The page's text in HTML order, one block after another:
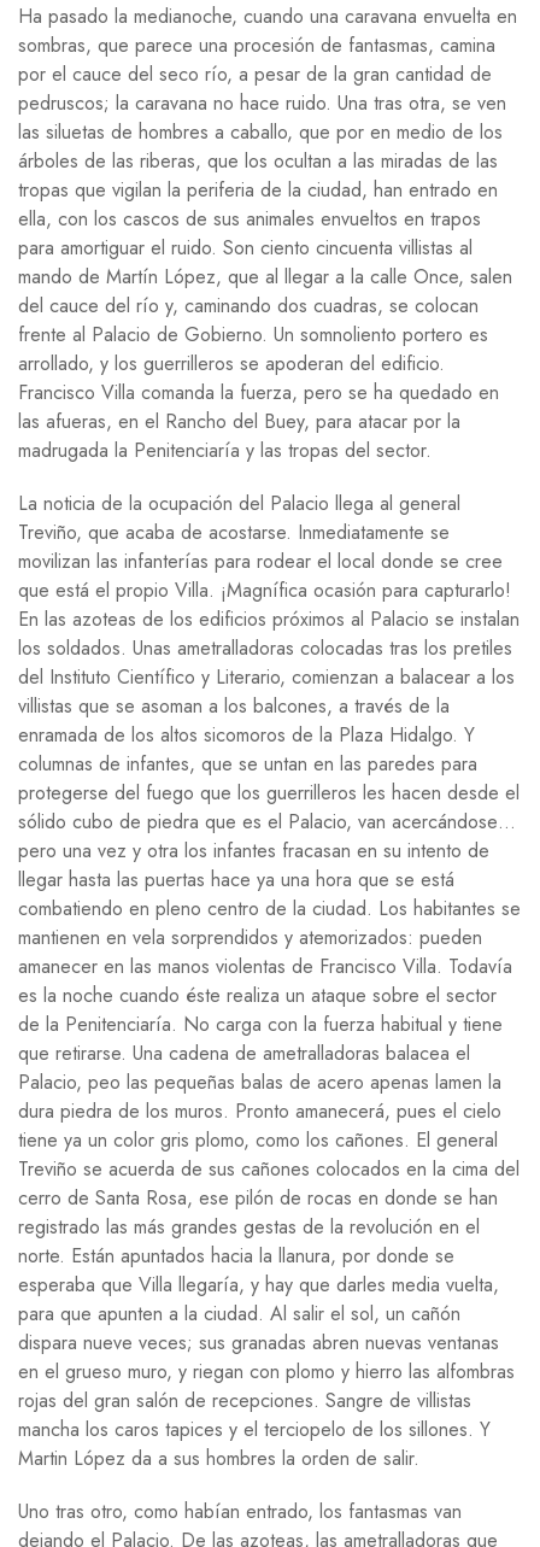
Ha pasado la medianoche, cuando una caravana envuelta en
sombras, que parece una procesión de fantasmas, camina
por el cauce del seco río, a pesar de la gran cantidad de
pedruscos; la caravana no hace ruido. Una tras otra, se ven
las siluetas de hombres a caballo, que por en medio de los
árboles de las riberas, que los ocultan a las miradas de las
tropas que vigilan la periferia de la ciudad, han entrado en
ella, con los cascos de sus animales envueltos en trapos
para amortiguar el ruido. Son ciento cincuenta villistas al
mando de Martín López, que al llegar a la calle Once, salen
del cauce del río y, caminando dos cuadras, se colocan
frente al Palacio de Gobierno. Un somnoliento portero es
arrollado, y los guerrilleros se apoderan del edificio.
Francisco Villa comanda la fuerza, pero se ha quedado en
las afueras, en el Rancho del Buey, para atacar por la
madrugada la Penitenciaría y las tropas del sector.
La noticia de la ocupación del Palacio llega al general
Treviño, que acaba de acostarse. Inmediatamente se
movilizan las infanterías para rodear el local donde se cree
que está el propio Villa. ¡Magnífica ocasión para capturarlo!
En las azoteas de los edificios próximos al Palacio se instalan
los soldados. Unas ametralladoras colocadas tras los pretiles
del Instituto Científico y Literario, comienzan a balacear a los
villistas que se asoman a los balcones, a través de la
enramada de los altos sicomoros de la Plaza Hidalgo. Y
columnas de infantes, que se untan en las paredes para
protegerse del fuego que los guerrilleros les hacen desde el
sólido cubo de piedra que es el Palacio, van acercándose…
pero una vez y otra los infantes fracasan en su intento de
llegar hasta las puertas hace ya una hora que se está
combatiendo en pleno centro de la ciudad. Los habitantes se
mantienen en vela sorprendidos y atemorizados: pueden
amanecer en las manos violentas de Francisco Villa. Todavía
es la noche cuando éste realiza un ataque sobre el sector
de la Penitenciaría. No carga con la fuerza habitual y tiene
que retirarse. Una cadena de ametralladoras balacea el
Palacio, peo las pequeñas balas de acero apenas lamen la
dura piedra de los muros. Pronto amanecerá, pues el cielo
tiene ya un color gris plomo, como los cañones. El general
Treviño se acuerda de sus cañones colocados en la cima del
cerro de Santa Rosa, ese pilón de rocas en donde se han
registrado las más grandes gestas de la revolución en el
norte. Están apuntados hacia la llanura, por donde se
esperaba que Villa llegaría, y hay que darles media vuelta,
para que apunten a la ciudad. Al salir el sol, un cañón
dispara nueve veces; sus granadas abren nuevas ventanas
en el grueso muro, y riegan con plomo y hierro las alfombras
rojas del gran salón de recepciones. Sangre de villistas
mancha los caros tapices y el terciopelo de los sillones. Y
Martin López da a sus hombres la orden de salir.
Uno tras otro, como habían entrado, los fantasmas van
dejando el Palacio. De las azoteas, las ametralladoras que